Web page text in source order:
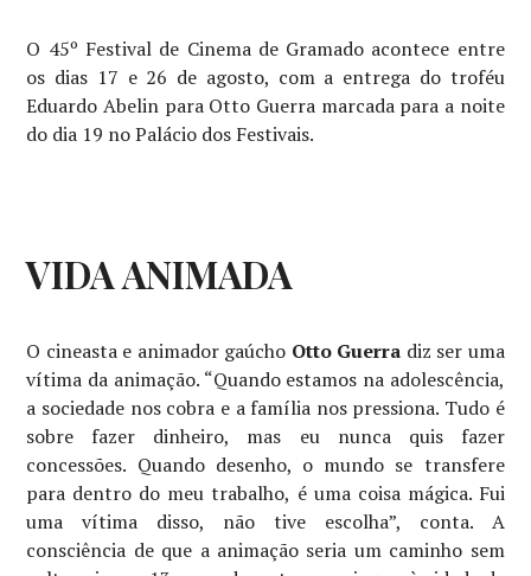
O 45º Festival de Cinema de Gramado acontece entre
os dias 17 e 26 de agosto, com a entrega do troféu
Eduardo Abelin para Otto Guerra marcada para a noite
do dia 19 no Palácio dos Festivais.
VIDA ANIMADA
O cineasta e animador gaúcho Otto Guerra diz ser uma
vítima da animação. “Quando estamos na adolescência,
a sociedade nos cobra e a família nos pressiona. Tudo é
sobre fazer dinheiro, mas eu nunca quis fazer
concessões. Quando desenho, o mundo se transfere
para dentro do meu trabalho, é uma coisa mágica. Fui
uma vítima disso, não tive escolha”, conta. A
consciência de que a animação seria um caminho sem